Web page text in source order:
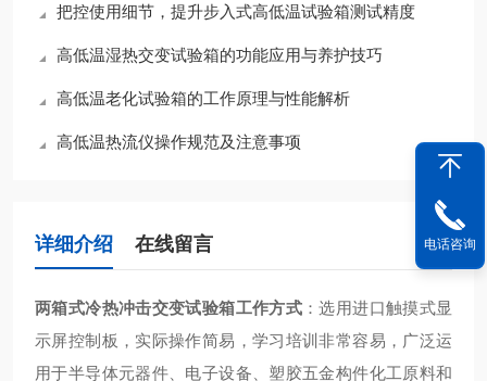
把控使用细节，提升步入式高低温试验箱测试精度
高低温湿热交变试验箱的功能应用与养护技巧
高低温老化试验箱的工作原理与性能解析
高低温热流仪操作规范及注意事项
详细介绍 在线留言
两箱式冷热冲击交变试验箱工作方式 ：选用进口触摸式显
示屏控制板，实际操作简易，学习培训非常容易，广泛运
用于半导体元器件、电子设备、塑胶五金构件化工原料和
电话咨询